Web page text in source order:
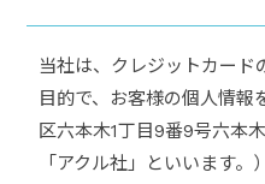
当社は、クレジットカード
目的で、お客様の個人情報
区六本木1丁目9番9号六本
「アクル社」といいます。